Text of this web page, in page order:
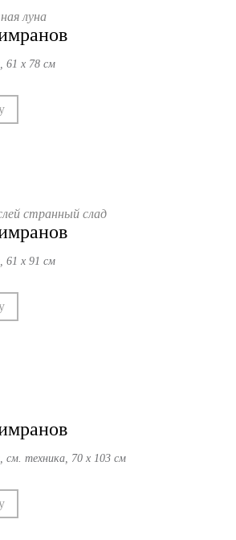
луна
61 х 78 см
странный слад
61 х 91 см
см. техника, 70 х 103 см